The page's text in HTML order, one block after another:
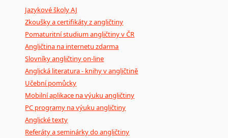
poradny a pravidla
Jazykové školy AJ
Zkoušky a certifikáty z angličtiny
Pomaturitní studium angličtiny v ČR
Angličtina na internetu zdarma
Slovníky angličtiny on-line
Anglická literatura - knihy v angličtině
Učební pomůcky
Mobilní aplikace na výuku angličtiny
PC programy na výuku angličtiny
Anglické texty
Referáty a seminárky do angličtiny